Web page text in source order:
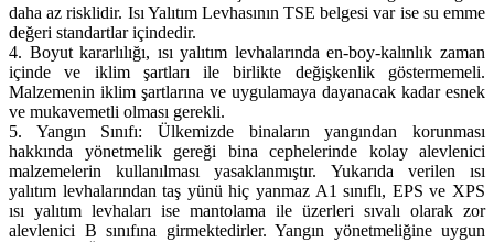
daha az risklidir. Isı Yalıtım Levhasının TSE belgesi var ise su emme
değeri standartlar içindedir.
4. Boyut kararlılığı, ısı yalıtım levhalarında en-boy-kalınlık zaman
içinde ve iklim şartları ile birlikte değişkenlik göstermemeli.
Malzemenin iklim şartlarına ve uygulamaya dayanacak kadar esnek
ve mukavemetli olması gerekli.
5. Yangın Sınıfı: Ülkemizde binaların yangından korunması
hakkında yönetmelik gereği bina cephelerinde kolay alevlenici
malzemelerin kullanılması yasaklanmıştır. Yukarıda verilen ısı
yalıtım levhalarından taş yünü hiç yanmaz A1 sınıflı, EPS ve XPS
ısı yalıtım levhaları ise mantolama ile üzerleri sıvalı olarak zor
alevlenici B sınıfına girmektedirler. Yangın yönetmeliğine uygun